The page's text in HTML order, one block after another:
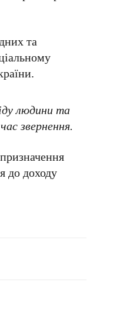
та
.
людини та
звернення.
до доходу